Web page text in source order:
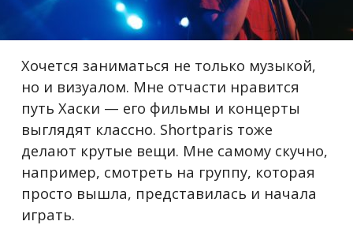
Хочется заниматься не только музыкой,
но и визуалом. Мне отчасти нравится
путь Хаски — его фильмы и концерты
выглядят классно. Shortparis тоже
делают крутые вещи. Мне самому скучно,
например, смотреть на группу, которая
просто вышла, представилась и начала
играть.